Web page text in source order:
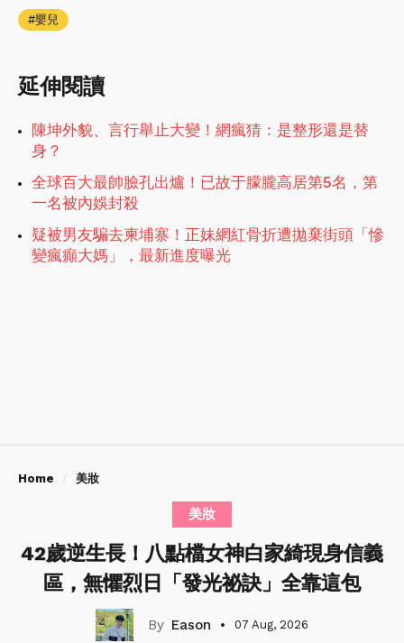
嬰兒
延伸閱讀
陳坤外貌、言行舉止大變！網瘋猜：是整形還是替
身？
全球百大最帥臉孔出爐！已故于朦朧高居第5名，第
一名被內娛封殺
疑被男友騙去柬埔寨！正妹網紅骨折遭拋棄街頭「慘
變瘋癲大媽」，最新進度曝光
Home 美妝
美妝
42歲逆生長！八點檔女神白家綺現身信義
區，無懼烈日「發光祕訣」全靠這包
Eason 07 Aug, 2026